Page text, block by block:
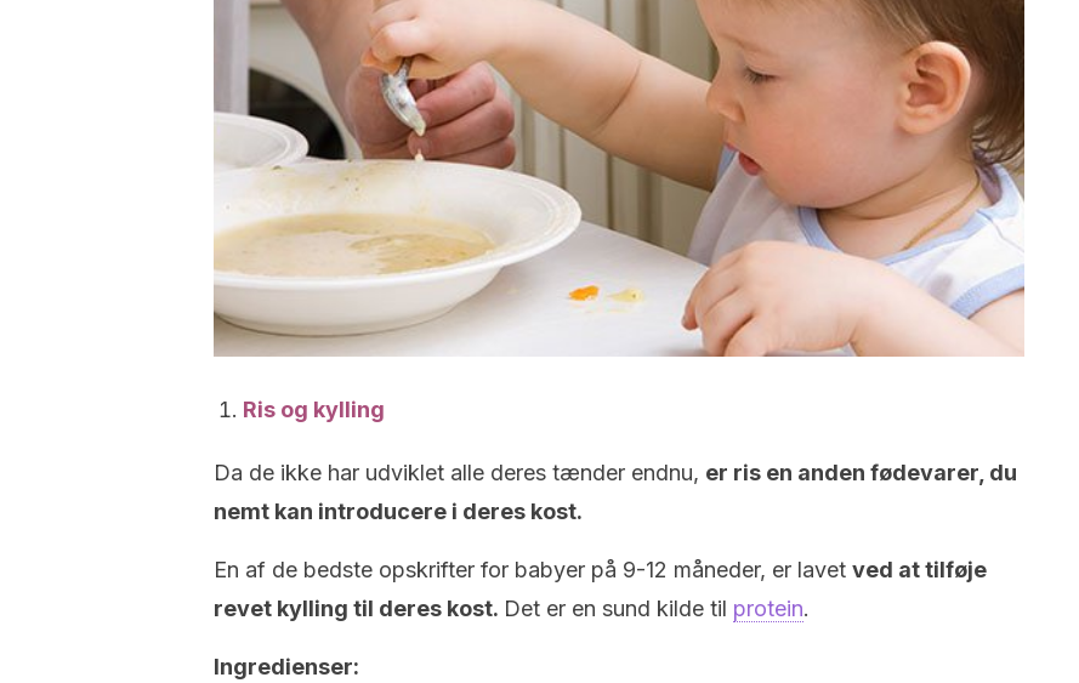
Ris og kylling
Da de ikke har udviklet alle deres tænder endnu, er ris en anden fødevarer, du
nemt kan introducere i deres kost.
En af de bedste opskrifter for babyer på 9-12 måneder, er lavet ved at tilføje
revet kylling til deres kost. Det er en sund kilde til protein.
Ingredienser: